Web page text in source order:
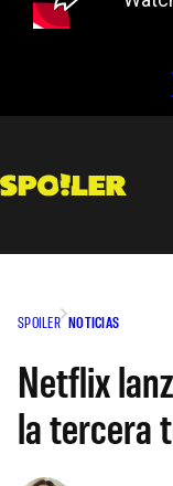
SPOILER NOTICIAS
Netflix
la tercera